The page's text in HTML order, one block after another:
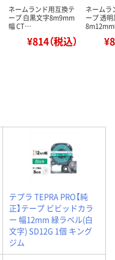
ネームランド用互換テ
ープ 白黒文字8m9mm
幅 CT…
¥814（税込）
ネームラ
ープ 透
テプラ TEPRA PRO【純
正】テープ ビビッドカラ
ー 幅12mm 緑ラベル(白
文字) SD12G 1個 キング
ジム